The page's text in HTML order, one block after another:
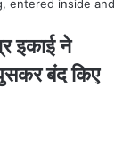
इकाई ने
बंद किए